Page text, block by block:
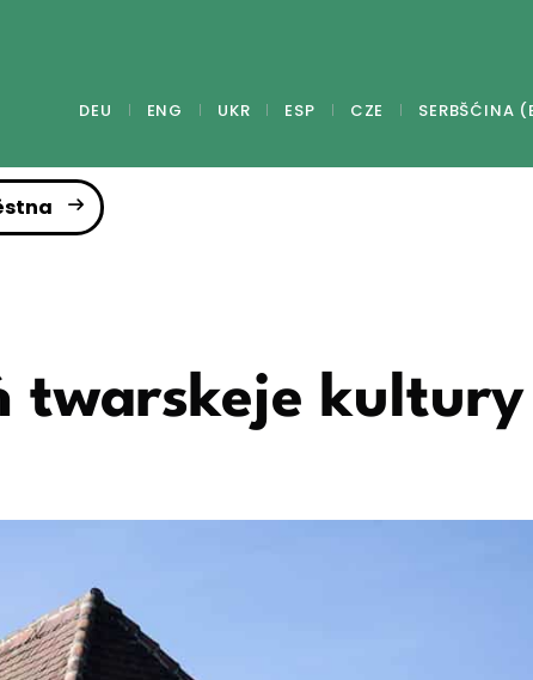
DEU ENG UKR ESP CZE SERBŠĆINA
twarskeje kultury